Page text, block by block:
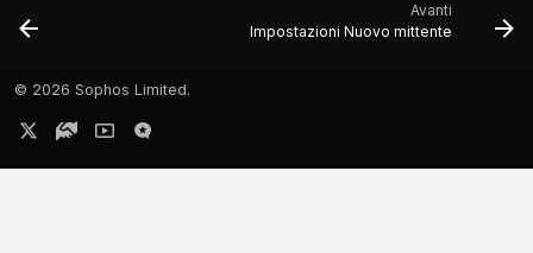
Avanti
Impostazioni Nuovo mittente
© 2026 Sophos Limited.